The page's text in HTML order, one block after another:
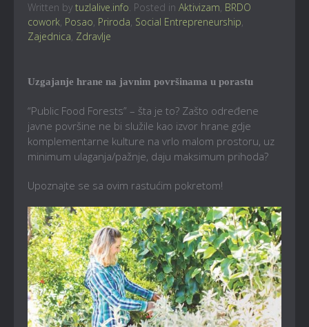
Written by tuzlalive.info. Posted in Aktivizam, BRDO
cowork, Posao, Priroda, Social Entrepreneurship,
Zajednica, Zdravlje
Uzgajanje hrane na javnim površinama u porastu
“Public Food Forests” – šta je to? Zašto određene
javne površine ne bi služile kao izvor hrane gdje
komplementarne kulture na vrlo malom prostoru, uz
minimum ulaganja/pažnje, daju maksimum prihoda?
Upoznajte se sa ovim rastućim pokretom!